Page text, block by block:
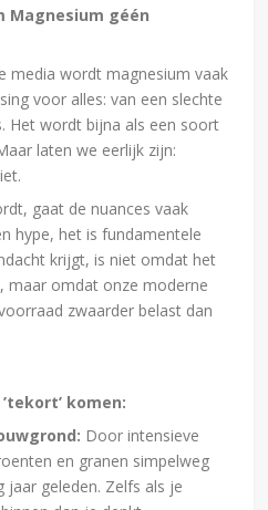
Magnesium géén
media wordt magnesium vaak
voor alles: van een slechte
Het wordt bijna als een soort
laten we eerlijk zijn:
gaat de nuances vaak
hype, het is fundamentele
krijgt, is niet omdat het
maar omdat onze moderne
zwaarder belast dan
komen:
Door intensieve
en granen simpelweg
geleden. Zelfs als je